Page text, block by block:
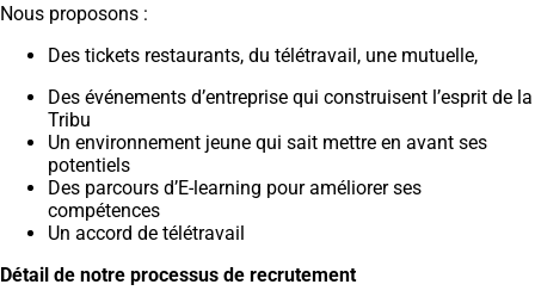
Nous proposons :
Des tickets restaurants, du télétravail, une mutuelle,
Des événements d’entreprise qui construisent l’esprit de la
Tribu
Un environnement jeune qui sait mettre en avant ses
potentiels
Des parcours d’E-learning pour améliorer ses
compétences
Un accord de télétravail
Détail de notre processus de recrutement